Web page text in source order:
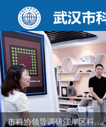
市科协领导调研江岸区科…